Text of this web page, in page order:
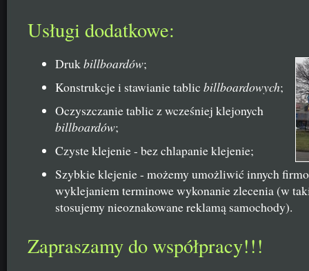
Usługi dodatkowe:
Drukbillboardów;
Konstrukcje i stawianie tablic billboardowych;
Oczyszczanie tablic z wcześniej klejonych
billboardów;
Czyste klejenie - bez chlapanie klejenie;
Szybkie klejenie - możemy umożliwić innych
wyklejaniem terminowe wykonanie zlecenia (w
stosujemy nieoznakowane reklamą samochody).
Zapraszamy do współpracy!!!